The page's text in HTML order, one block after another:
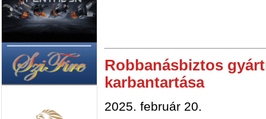
Robbanásbiztos
karbantartása
2025. február 20.